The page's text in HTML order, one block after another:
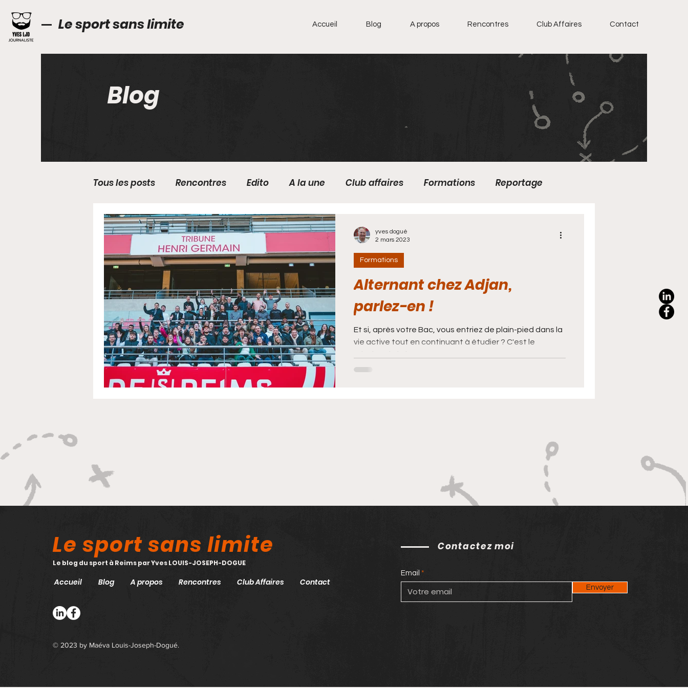
Le sport sans limite Accueil Blog A propos Rencontres Club Affaires Contact
Blog
Tous les posts Rencontres Edito A la une Club affaires Formations Reportage
Médias Technique Cabinet médical Actus
Athlétisme Natation Boxe Breaking VTT Basket-Ball
Alternant chez Adjan,
parlez-en !
Et si, après votre Bac, vous entriez de plain-pied dans la
vie active tout en continuant à étudier ? C'est le
principe de l'alternance....
Formations
yves dogué
2 mars 2023
Le sport sans limite
Le blog du sport à Reims par Yves LOUIS-JOSEPH-DOGUE
Accueil Blog A propos Rencontres Club Affaires Contact
© 2023 by Maéva Louis-Joseph-Dogué.
Contactez moi
Email
Envoyer